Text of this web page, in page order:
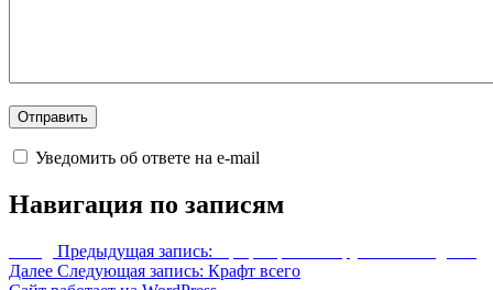
Уведомить об ответе на e-mail
Навигация по записям
Предыдущая запись:
Далее Следующая запись: Крафт всего